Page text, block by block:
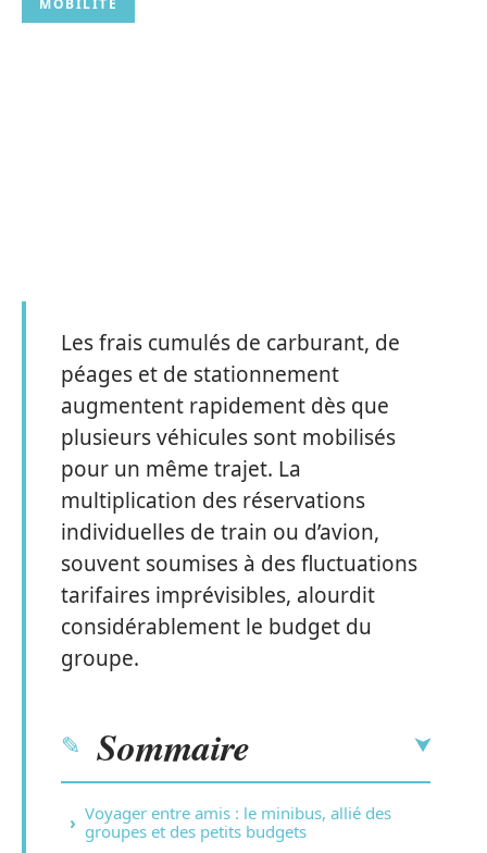
MOBILITÉ
Les frais cumulés de carburant, de
péages et de stationnement
augmentent rapidement dès que
plusieurs véhicules sont mobilisés
pour un même trajet. La
multiplication des réservations
individuelles de train ou d’avion,
souvent soumises à des fluctuations
tarifaires imprévisibles, alourdit
considérablement le budget du
groupe.
Sommaire
Voyager entre amis : le minibus, allié des
groupes et des petits budgets